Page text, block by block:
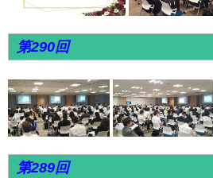
第290回
第289回